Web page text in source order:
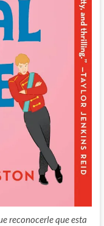
reconocerle que esta